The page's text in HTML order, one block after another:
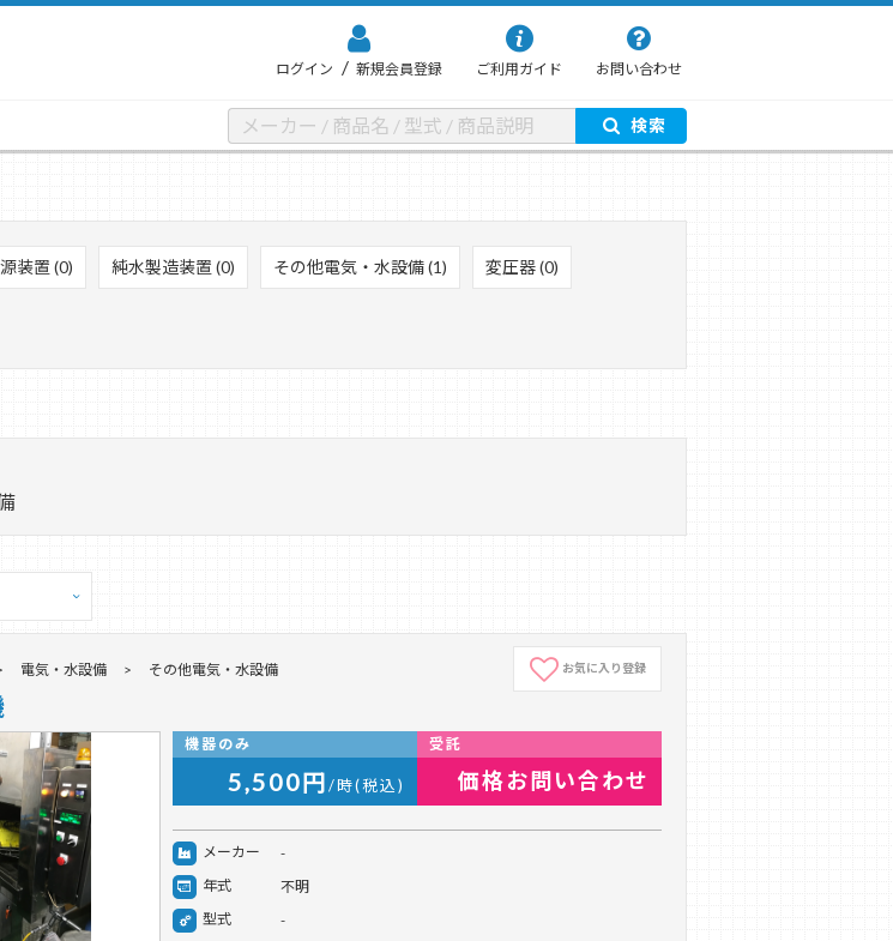
ログイン / 新規会員登録 ご利用ガイド お問い合わせ
検索
装置 (0) 純水製造装置 (0) その他電気・水設備 (1) 変圧器 (0)
電気・水設備 その他電気・水設備 お気に入り登録
機器のみ
5,500円/時(税込)
受託
価格お問い合わせ
メーカー
-
年式
不明
型式
-